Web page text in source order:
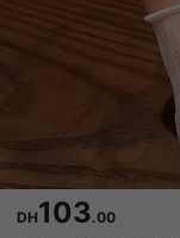
DH103.00